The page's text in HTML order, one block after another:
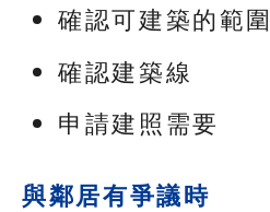
確認可建築的範圍
確認建築線
申請建照需要
與鄰居有爭議時